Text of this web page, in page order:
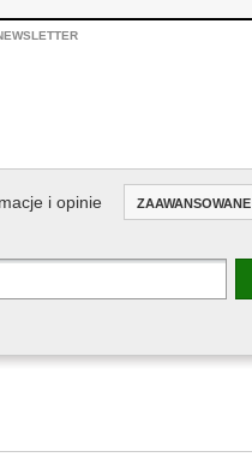
i opinie ZAAWANSOWANE